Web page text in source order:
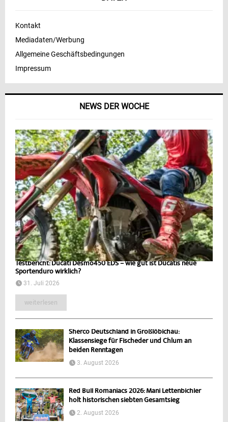
NEWS DER WOCHE
Testbericht: Ducati Desmo450 EDS – wie gut ist Ducatis neue
Sportenduro wirklich?
31. Juli 2026
weiterlesen
Sherco Deutschland in Großlöbichau:
Klassensiege für Fischeder und Chlum an
beiden Renntagen
3. August 2026
Red Bull Romaniacs 2026: Mani Lettenbichler
holt historischen siebten Gesamtsieg
2. August 2026
Kontakt
Mediadaten/Werbung
Allgemeine Geschäftsbedingungen
Impressum